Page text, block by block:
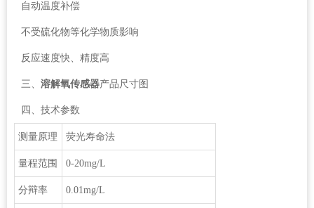
自动温度补偿
不受硫化物等化学物质影响
反应速度快、精度高
三、 溶解氧传感器产品尺寸图
四、技术参数
测量原理 荧光寿命法
量程范围 0-20mg/L
分辩率 0.01mg/L